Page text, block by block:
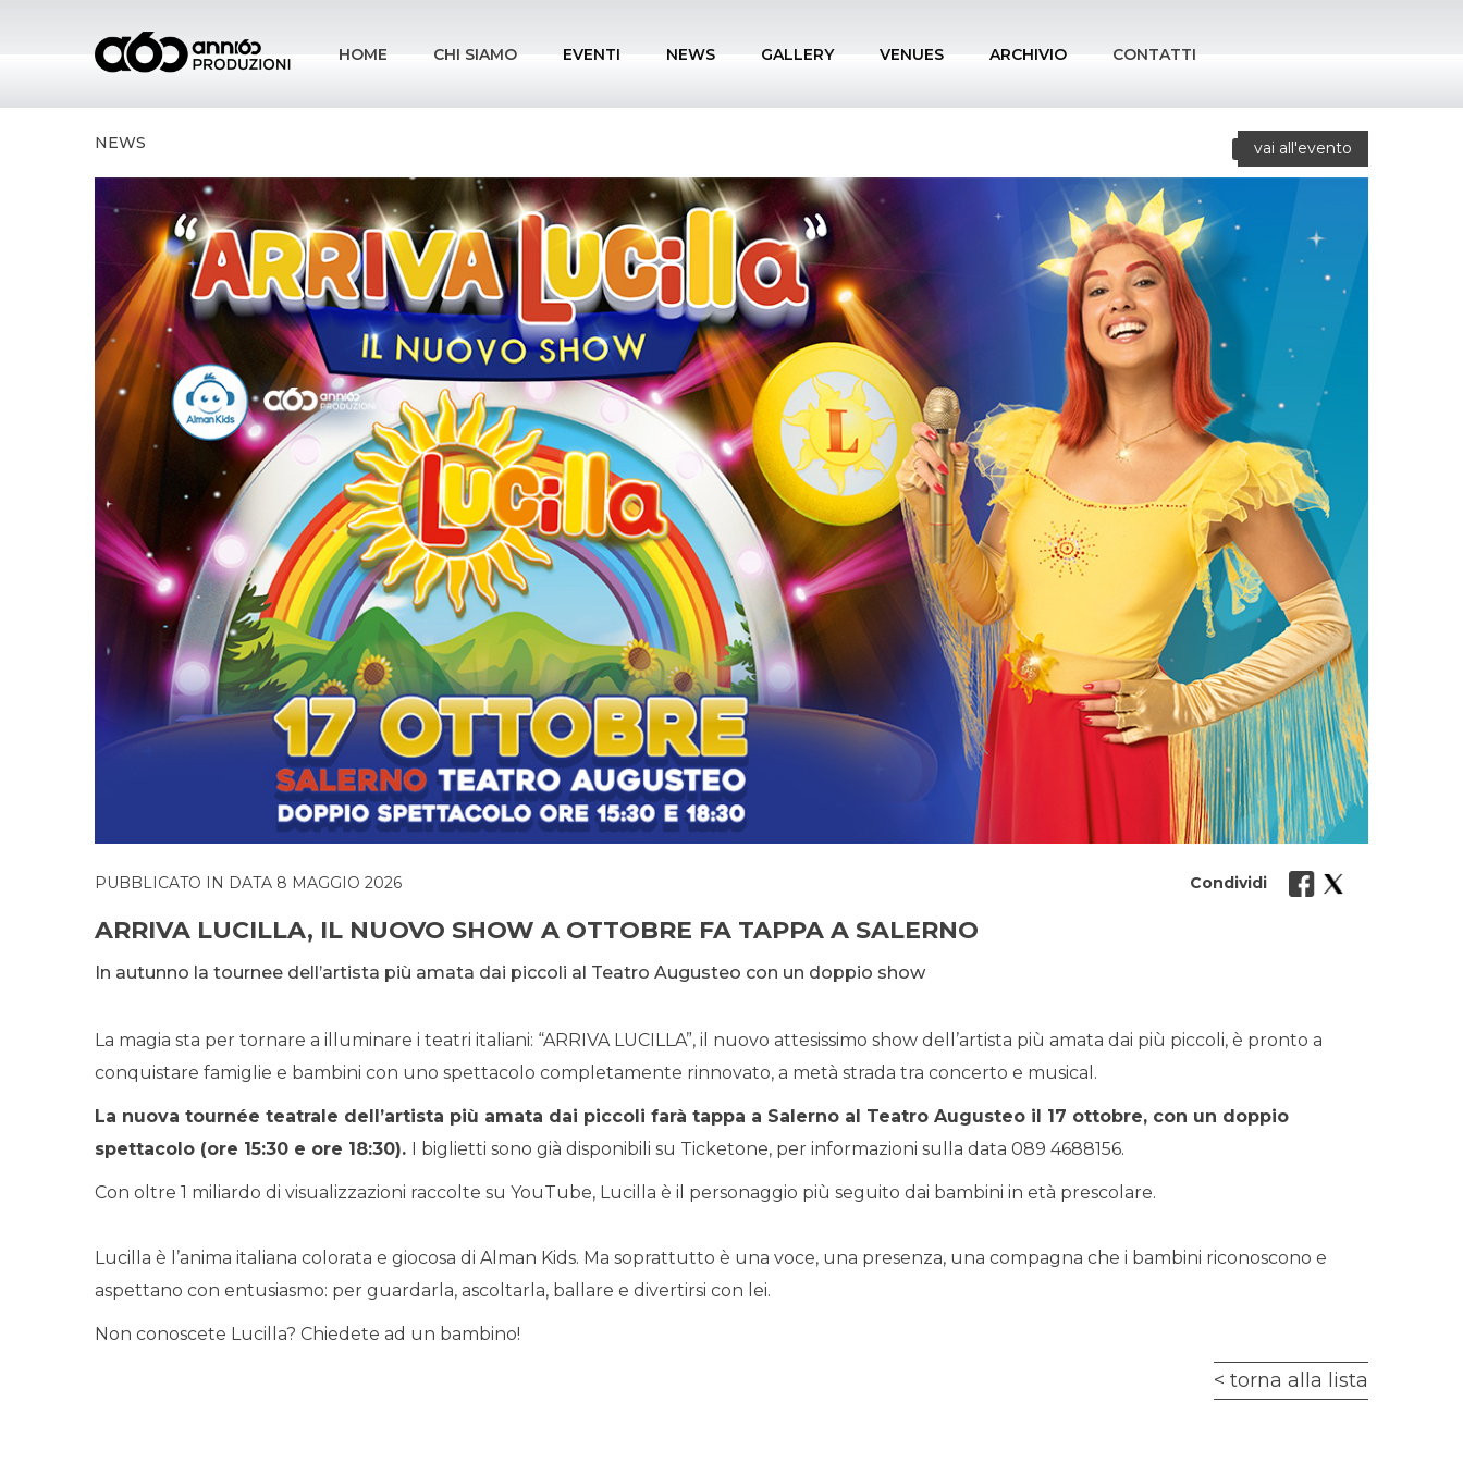
HOME CHI SIAMO EVENTI NEWS GALLERY VENUES ARCHIVIO CONTATTI
NEWS vai all'evento
PUBBLICATO IN DATA 8 MAGGIO 2026 Condividi
ARRIVA LUCILLA, IL NUOVO SHOW A OTTOBRE FA TAPPA A SALERNO
In autunno la tournee dell’artista più amata dai piccoli al Teatro Augusteo con un doppio show
La magia sta per tornare a illuminare i teatri italiani: “ARRIVA LUCILLA”, il nuovo attesissimo show dell’artista più amata dai più piccoli, è pronto a
conquistare famiglie e bambini con uno spettacolo completamente rinnovato, a metà strada tra concerto e musical.
La nuova tournée teatrale dell’artista più amata dai piccoli farà tappa a Salerno al Teatro Augusteo il 17 ottobre, con un doppio
spettacolo (ore 15:30 e ore 18:30).
I biglietti sono già disponibili su Ticketone, per informazioni sulla data 089 4688156.
Con oltre 1 miliardo di visualizzazioni raccolte su YouTube, Lucilla è il personaggio più seguito dai bambini in età prescolare.
Lucilla è l’anima italiana colorata e giocosa di Alman Kids. Ma soprattutto è una voce, una presenza, una compagna che i bambini riconoscono e
aspettano con entusiasmo: per guardarla, ascoltarla, ballare e divertirsi con lei.
Non conoscete Lucilla? Chiedete ad un bambino!
torna alla lista